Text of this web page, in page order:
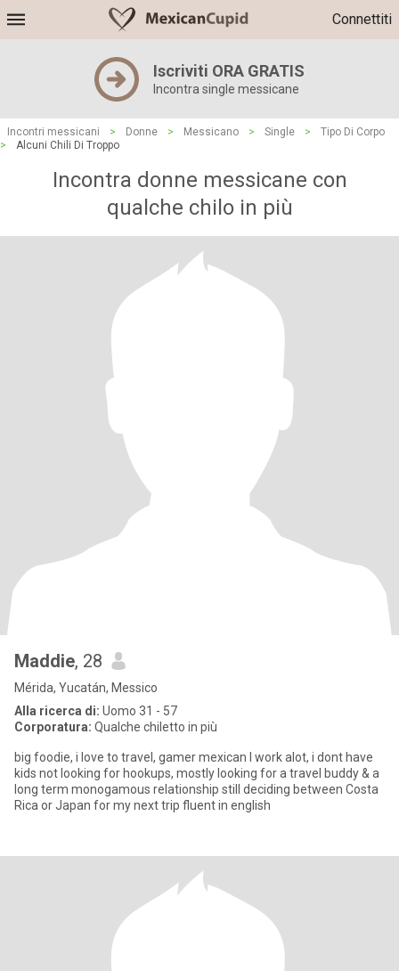
Connettiti
Iscriviti ORA GRATIS
Incontra single messicane
Incontri messicani > Donne > Messicano > Single >
Tipo Di Corpo
>
Alcuni Chili Di Troppo
Incontra donne messicane con
qualche chilo in più
Maddie, 28
Mérida, Yucatán, Messico
Alla ricerca di: Uomo 31 - 57
Corporatura: Qualche chiletto in più
big foodie, i love to travel, gamer mexican I work alot, i dont have
kids not looking for hookups, mostly looking for a travel buddy & a
long term monogamous relationship still deciding between Costa
Rica or Japan for my next trip fluent in english